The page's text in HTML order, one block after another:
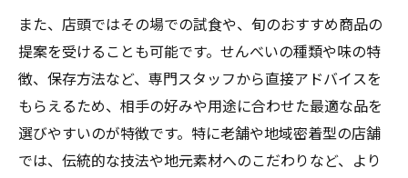
また、店頭ではその場での試食や、旬のおすすめ商品の
提案を受けることも可能です。せんべいの種類や味の特
徴、保存方法など、専門スタッフから直接アドバイスを
もらえるため、相手の好みや用途に合わせた最適な品を
選びやすいのが特徴です。特に老舗や地域密着型の店舗
では、伝統的な技法や地元素材へのこだわりなど、より